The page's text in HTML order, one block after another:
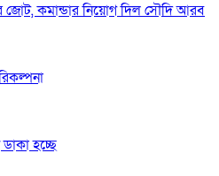
জোট, কমান্ডার নিয়োগ দিল সৌদি আরব
হচ্ছে